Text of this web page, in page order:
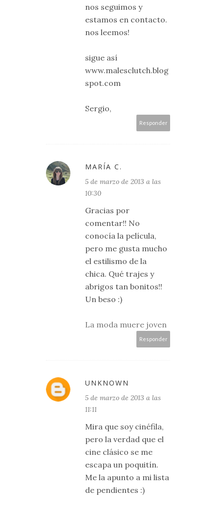
nos seguimos y
estamos en contacto.
nos leemos!
sigue así
www.malesclutch.blog
spot.com
Sergio,
Responder
MARÍA C.
5 de marzo de 2013 a las
10:30
Gracias por
comentar!! No
conocía la película,
pero me gusta mucho
el estilismo de la
chica. Qué trajes y
abrigos tan bonitos!!
Un beso :)
La moda muere joven
Responder
UNKNOWN
5 de marzo de 2013 a las
11:11
Mira que soy cinéfila,
pero la verdad que el
cine clásico se me
escapa un poquitín.
Me la apunto a mi lista
de pendientes :)